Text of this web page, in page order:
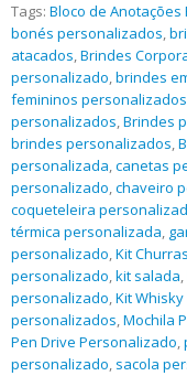
Tags: Bloco de
bonés personalizados,
atacados,Brindes
personalizado,brindes
femininos personalizados
personalizados,Brindes
brindes personalizados,
personalizada,canetas
personalizado,chaveiro
coqueteleira
térmica personalizada,
personalizado,Kit
personalizado,kit salada,
personalizado,Kit
personalizados,Mochila
Pen Drive Personalizado,
personalizado, sacola